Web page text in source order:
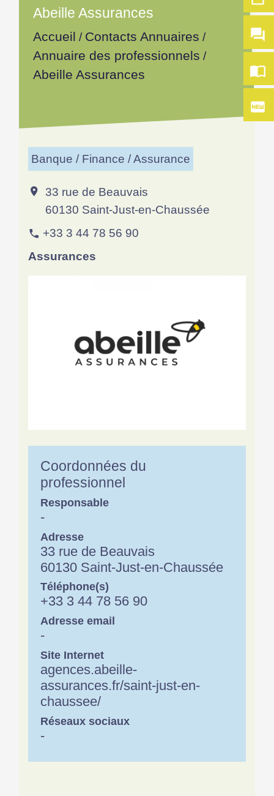
Abeille Assurances
Accueil / Contacts Annuaires /
Annuaire des professionnels /
Abeille Assurances
Banque / Finance / Assurance
location_on
33 rue de Beauvais
60130 Saint-Just-en-Chaussée
phone +33 3 44 78 56 90
Assurances
Coordonnées du
professionnel
Responsable
-
Adresse
33 rue de Beauvais
60130 Saint-Just-en-Chaussée
Téléphone(s)
+33 3 44 78 56 90
Adresse email
-
Site Internet
agences.abeille-
assurances.fr/saint-just-en-
chaussee/
Réseaux sociaux
-
question_answer
import_contacts
fiber_new